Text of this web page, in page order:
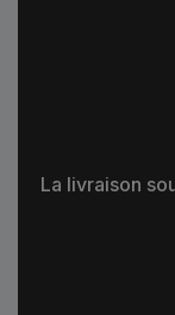
La livraison